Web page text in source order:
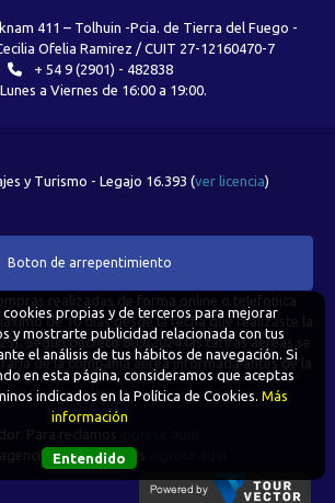
411 – Tolhuin -Pcia. de Tierra del Fuego -
Ofelia Ramirez / CUIT 27-12160470-7
+ 54 9 (2901) - 482838
Lunes a Viernes de 16:00 a 19:00.
y Turismo - Legajo 16.393 (ver licencia)
Boton de arrepentimiento
realizadas de forma online o telefonica
de 10 días desde la fecha que realizaste la
Según decreto 809/2024 las tarifas aéreas se
de la compañía aérea informada antes de la
Para reclamos
Para reclamos
propias y de terceros para mejorar
y mostrarte publicidad relacionada con tus
el análisis de tus hábitos de navegación. Si
en esta página, consideramos que aceptas
indicados en la Política de Cookies. Más
información
Entendido